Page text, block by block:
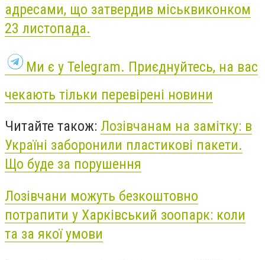
адресами, що затвердив міськвиконком
23 листопада.
Ми є у Telegram. Приєднуйтесь, на вас
чекають тільки перевірені новини
Читайте також: Лозівчанам на замітку: в
Україні заборонили пластикові пакети.
Що буде за порушення
Лозівчани можуть безкоштовно
потрапити у Харківський зоопарк: коли
та за якої умови